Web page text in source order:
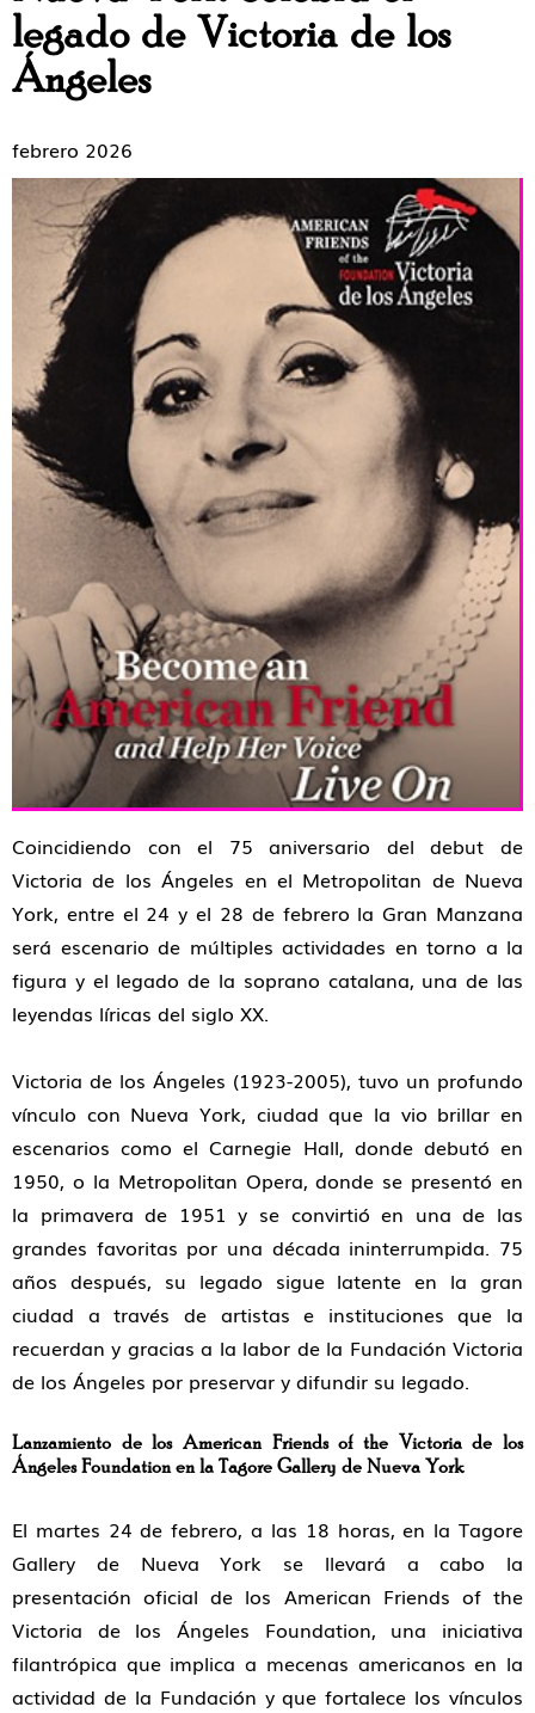
legado de Victoria de los
Ángeles
febrero 2026
Coincidiendo con el 75 aniversario del debut de
Victoria de los Ángeles en el Metropolitan de Nueva
York, entre el 24 y el 28 de febrero la Gran Manzana
será escenario de múltiples actividades en torno a la
figura y el legado de la soprano catalana, una de las
leyendas líricas del siglo XX.
Victoria de los Ángeles (1923-2005), tuvo un profundo
vínculo con Nueva York, ciudad que la vio brillar en
escenarios como el Carnegie Hall, donde debutó en
1950, o la Metropolitan Opera, donde se presentó en
la primavera de 1951 y se convirtió en una de las
grandes favoritas por una década ininterrumpida. 75
años después, su legado sigue latente en la gran
ciudad a través de artistas e instituciones que la
recuerdan y gracias a la labor de la Fundación Victoria
de los Ángeles por preservar y difundir su legado.
Lanzamiento de los American Friends of the Victoria de los
Ángeles Foundationen la Tagore Gallery de Nueva York
El martes 24 de febrero, a las 18 horas, en laTagore
Gallery de Nueva York se llevará a cabo la
presentación oficial de los American Friends of the
Victoria de los Ángeles Foundation, una iniciativa
filantrópica que implica a mecenas americanos en la
actividad de la Fundación y que fortalece los vínculos